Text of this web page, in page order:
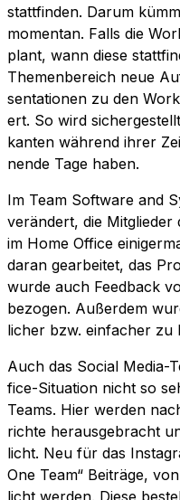
statt­fin­den. Dar­um
mo­men­tan. Falls die
plant, wann die­se
The­men­be­reich neue
sen­ta­tio­nen zu den
ert. So wird
kan­ten wäh­rend ih­rer
nen­de Tage haben.
Im Team Soft­ware and
ver­än­dert, die Mit­glie­der
im Home Of­fice
dar­an ge­ar­bei­tet, das
wur­de auch Feed­back
be­zo­gen. Au­ßer­dem
li­cher bzw. ein­fa­cher zu
Auch das Social Media-
fice-Si­tua­ti­on nicht so
Teams. Hier wer­den
rich­te her­aus­ge­bracht
licht. Neu für das
One Team“ Bei­trä­ge,
licht wer­den. Die­se